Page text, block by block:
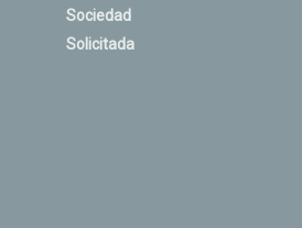
Sociedad
Solicitada